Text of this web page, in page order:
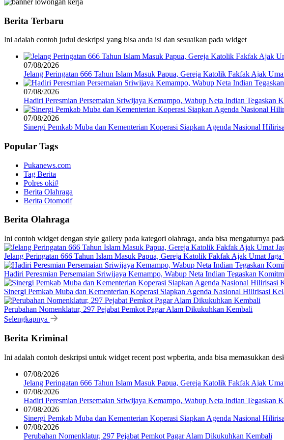
Berita Terbaru
Ini adalah contoh judul deskripsi yang bisa anda isi dan sesuaikan pada widget
07/08/2026
Jelang Peringatan 666 Tahun Islam Masuk Papua, Gereja Katolik Fakfak Ajak
07/08/2026
Hadiri Peresmian Persemaian Sriwijaya Kemampo, Wabup Neta Indian Tegaskan
07/08/2026
Sinergi Pemkab Muba dan Kementerian Koperasi Siapkan Agenda Nasional
Popular Tags
Pukanews.com
Tag Berita
Polres oki#
Berita Olahraga
Berita Otomotif
Berita Olahraga
Ini contoh widget dengan style gallery pada kategori olahraga, anda bisa mengaturnya
Jelang Peringatan 666 Tahun Islam Masuk Papua, Gereja Katolik Fakfak Ajak Umat Jaga
Hadiri Peresmian Persemaian Sriwijaya Kemampo, Wabup Neta Indian Tegaskan
Sinergi Pemkab Muba dan Kementerian Koperasi Siapkan Agenda Nasional Hilirisasi
Perubahan Nomenklatur, 297 Pejabat Pemkot Pagar Alam Dikukuhkan Kembali
Selengkapnya
Berita Kriminal
Ini adalah contoh deskripsi untuk widget recent post wpberita, anda bisa memasukkan
07/08/2026
Jelang Peringatan 666 Tahun Islam Masuk Papua, Gereja Katolik Fakfak Ajak
07/08/2026
Hadiri Peresmian Persemaian Sriwijaya Kemampo, Wabup Neta Indian Tegaskan
07/08/2026
Sinergi Pemkab Muba dan Kementerian Koperasi Siapkan Agenda Nasional
07/08/2026
Perubahan Nomenklatur, 297 Pejabat Pemkot Pagar Alam Dikukuhkan Kembali